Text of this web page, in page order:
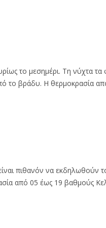
το μεσημέρι. Τη νύχτα
το βράδυ. Η θερμοκρασία
πιθανόν να εκδηλωθούν
από 05 έως 19 βαθμούς